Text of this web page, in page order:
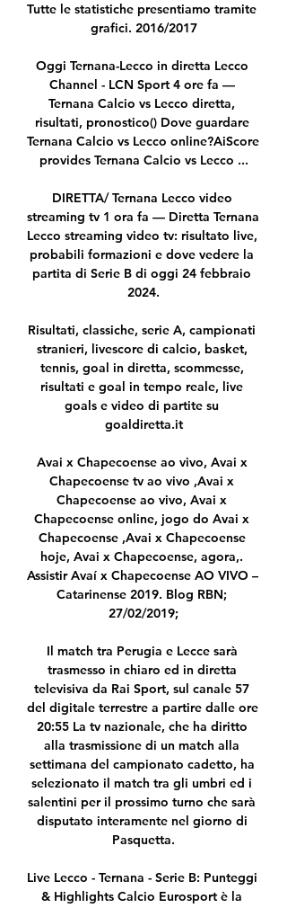
Tutte le statistiche presentiamo tramite
grafici. 2016/2017
Oggi Ternana-Lecco in diretta Lecco
Channel - LCN Sport 4 ore fa —
Ternana Calcio vs Lecco diretta,
risultati, pronostico() Dove guardare
Ternana Calcio vs Lecco online?AiScore
provides Ternana Calcio vs Lecco ...
DIRETTA/ Ternana Lecco video
streaming tv 1 ora fa — Diretta Ternana
Lecco streaming video tv: risultato live,
probabili formazioni e dove vedere la
partita di Serie B di oggi 24 febbraio
2024.
Risultati, classiche, serie A, campionati
stranieri, livescore di calcio, basket,
tennis, goal in diretta, scommesse,
risultati e goal in tempo reale, live
goals e video di partite su
goaldiretta.it
Avai x Chapecoense ao vivo, Avai x
Chapecoense tv ao vivo ,Avai x
Chapecoense ao vivo, Avai x
Chapecoense online, jogo do Avai x
Chapecoense ,Avai x Chapecoense
hoje, Avai x Chapecoense, agora,.
Assistir Avaí x Chapecoense AO VIVO –
Catarinense 2019. Blog RBN;
27/02/2019;
Il match tra Perugia e Lecce sarà
trasmesso in chiaro ed in diretta
televisiva da Rai Sport, sul canale 57
del digitale terrestre a partire dalle ore
20:55 La tv nazionale, che ha diritto
alla trasmissione di un match alla
settimana del campionato cadetto, ha
selezionato il match tra gli umbri ed i
salentini per il prossimo turno che sarà
disputato interamente nel giorno di
Pasquetta.
Live Lecco - Ternana - Serie B: Punteggi
& Highlights Calcio Eurosport è la